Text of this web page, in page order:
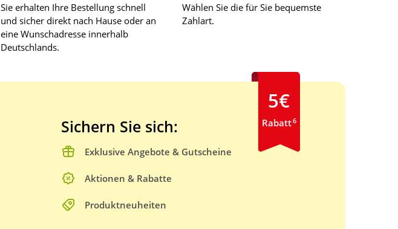
Sie erhalten Ihre Bestellung schnell
und sicher direkt nach Hause oder an
eine Wunschadresse innerhalb
Deutschlands.
Wählen Sie die für Sie bequemste
Zahlart.
Sichern Sie sich:
Exklusive Angebote & Gutscheine
Aktionen & Rabatte
Produktneuheiten
5€
Rabatt6